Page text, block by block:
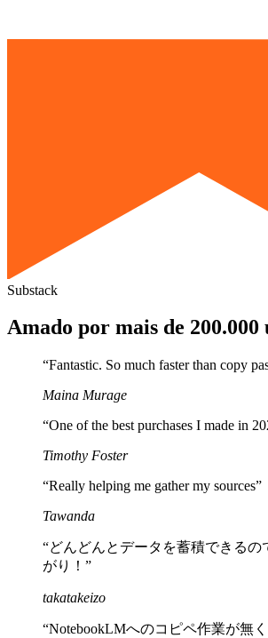
Substack
Amado por mais de 200.000
“Fantastic. So much faster than copy
Maina Murage
“One of the best purchases I made in
Timothy Foster
“Really helping me gather my sources”
Tawanda
“どんどんとデータを蓄積できるの
がり！ ”
takatakeizo
“NotebookLMへのコピペ作業が無